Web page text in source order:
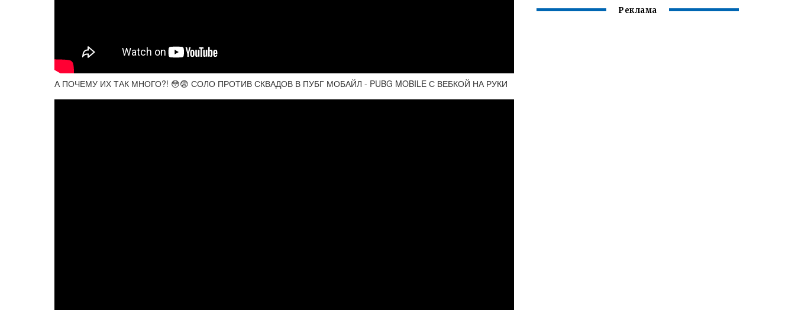
А ПОЧЕМУ ИХ ТАК МНОГО?! 😳😨 СОЛО ПРОТИВ СКВАДОВ В ПУБГ МОБАЙЛ - PUBG MOBILE С ВЕБКОЙ НА РУКИ
Реклама